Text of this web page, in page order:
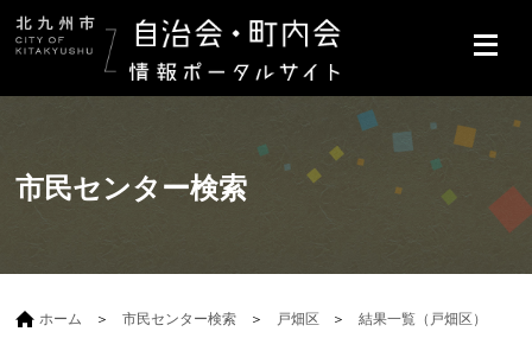
市民センター検索
ホーム 市民センター検索 戸畑区 結果一覧（戸畑区）